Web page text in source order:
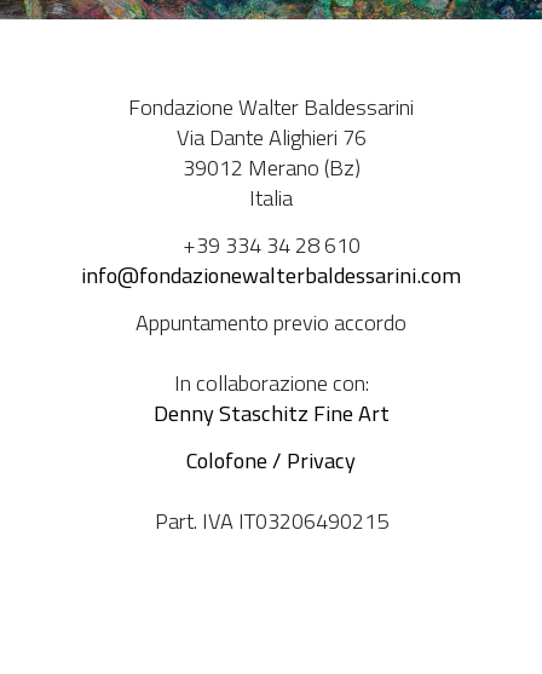
Fondazione Walter Baldessarini
Via Dante Alighieri 76
39012 Merano (Bz)
Italia
+39 334 34 28 610
info@fondazionewalterbaldessarini.com
Appuntamento previo accordo
In collaborazione con:
Denny Staschitz Fine Art
Colofone / Privacy
Part. IVA IT03206490215